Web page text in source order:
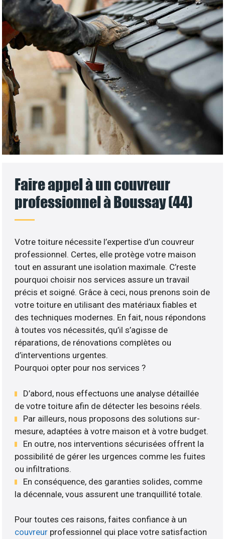
Faire appel à un couvreur
professionnel à Boussay (44)
Votre toiture nécessite l’expertise d’un couvreur
professionnel. Certes, elle protège votre maison
tout en assurant une isolation maximale. C’reste
pourquoi choisir nos services assure un travail
précis et soigné. Grâce à ceci, nous prenons soin de
votre toiture en utilisant des matériaux fiables et
des techniques modernes. En fait, nous répondons
à toutes vos nécessités, qu’il s’agisse de
réparations, de rénovations complètes ou
d’interventions urgentes.
Pourquoi opter pour nos services ?
D’abord, nous effectuons une analyse détaillée
de votre toiture afin de détecter les besoins réels.
Par ailleurs, nous proposons des solutions sur-
mesure, adaptées à votre maison et à votre budget.
En outre, nos interventions sécurisées offrent la
possibilité de gérer les urgences comme les fuites
ou infiltrations.
En conséquence, des garanties solides, comme
la décennale, vous assurent une tranquillité totale.
Pour toutes ces raisons, faites confiance à un
couvreur professionnel qui place votre satisfaction